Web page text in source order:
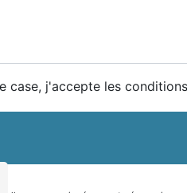
case, j'accepte les